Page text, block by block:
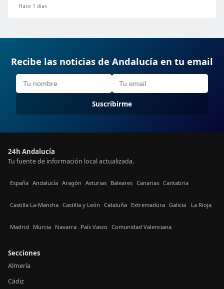
Hace 1 días
Recibe las noticias de Andalucía en tu email
Suscribirme
24h Andalucía
Tu fuente de información local actualizada.
España Andalucía Aragón Asturias Baleares Canarias Cantabria
Castilla La-Mancha Castilla y León Cataluña Extremadura Galicia La Rioja
Madrid Murcia Navarra País Vasco Comunidad Valenciana
Secciones
Almería
Cádiz